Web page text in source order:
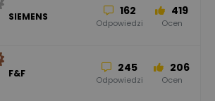
SIEMENS 162
Odpowiedzi
419
Ocen
F&F 245
Odpowiedzi
206
Ocen